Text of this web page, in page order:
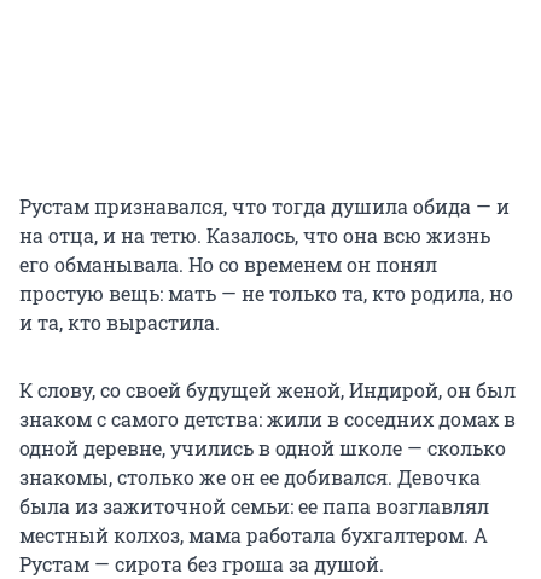
Рустам признавался, что тогда душила обида — и
на отца, и на тетю. Казалось, что она всю жизнь
его обманывала. Но со временем он понял
простую вещь: мать — не только та, кто родила, но
и та, кто вырастила.
К слову, со своей будущей женой, Индирой, он был
знаком с самого детства: жили в соседних домах в
одной деревне, учились в одной школе — сколько
знакомы, столько же он ее добивался. Девочка
была из зажиточной семьи: ее папа возглавлял
местный колхоз, мама работала бухгалтером. А
Рустам — сирота без гроша за душой.